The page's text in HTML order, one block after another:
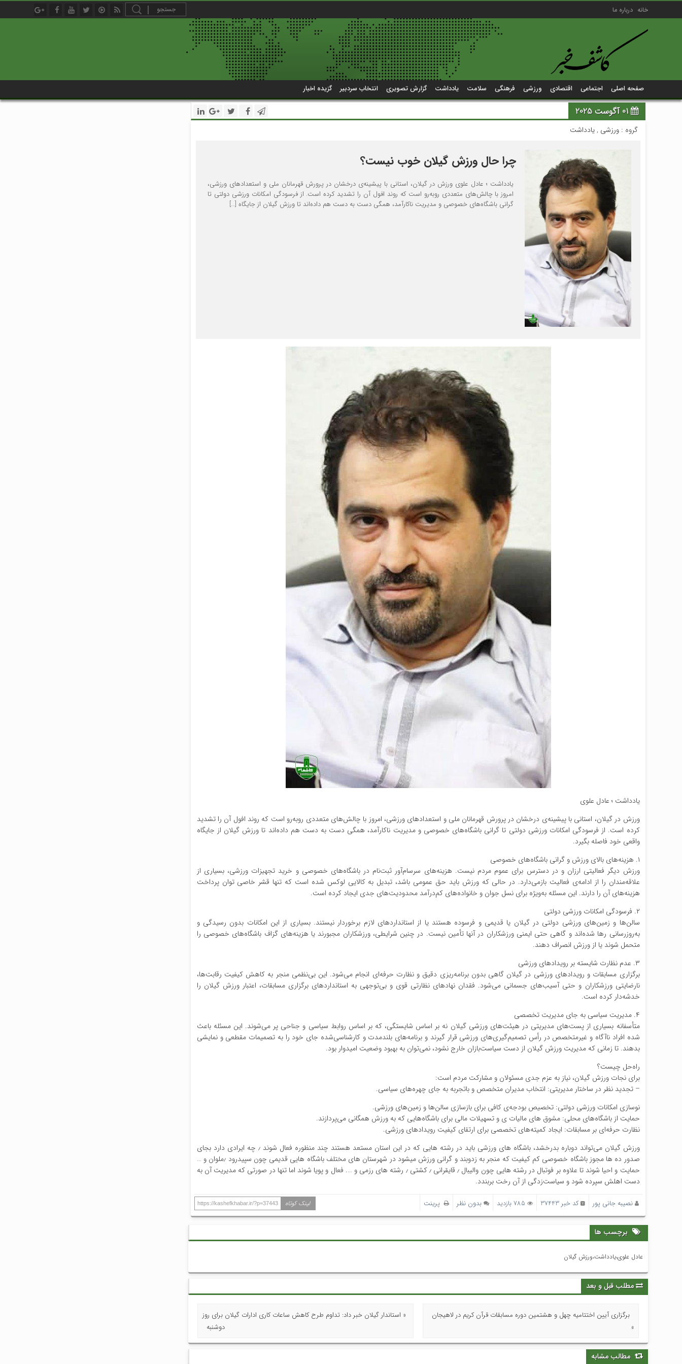
خانه درباره ما
صفحه اصلی اجتماعی اقتصادی ورزشی فرهنگی سلامت یادداشت گزارش تصویری انتخاب سردبیر گزیده اخبار
01 آگوست 2025
گروه :ورزشی ,یادداشت
چرا حال ورزش گیلان خوب نیست؟
یادداشت ؛ عادل علوی ورزش در گیلان، استانی با پیشینه‌ی درخشان در پرورش قهرمانان ملی و استعدادهای ورزشی،
امروز با چالش‌های متعددی روبه‌رو است که روند افول آن را تشدید کرده است. از فرسودگی امکانات ورزشی دولتی تا
گرانی باشگاه‌های خصوصی و مدیریت ناکارآمد، همگی دست به دست هم داده‌اند تا ورزش گیلان از جایگاه […]
یادداشت ؛ عادل علوی
ورزش در گیلان، استانی با پیشینه‌ی درخشان در پرورش قهرمانان ملی و استعدادهای ورزشی، امروز با چالش‌های متعددی روبه‌رو است که روند افول آن را تشدید
کرده است. از فرسودگی امکانات ورزشی دولتی تا گرانی باشگاه‌های خصوصی و مدیریت ناکارآمد، همگی دست به دست هم داده‌اند تا ورزش گیلان از جایگاه
واقعی خود فاصله بگیرد.
۱. هزینه‌های بالای ورزش و گرانی باشگاه‌های خصوصی
ورزش دیگر فعالیتی ارزان و در دسترس برای عموم مردم نیست. هزینه‌های سرسام‌آور ثبت‌نام در باشگاه‌های خصوصی و خرید تجهیزات ورزشی، بسیاری از
علاقه‌مندان را از ادامه‌ی فعالیت بازمی‌دارد. در حالی که ورزش باید حق عمومی باشد، تبدیل به کالایی لوکس شده است که تنها قشر خاصی توان پرداخت
هزینه‌های آن را دارند. این مسئله به‌ویژه برای نسل جوان و خانواده‌های کم‌درآمد محدودیت‌های جدی ایجاد کرده است.
۲. فرسودگی امکانات ورزشی دولتی
سالن‌ها و زمین‌های ورزشی دولتی در گیلان یا قدیمی و فرسوده هستند یا از استانداردهای لازم برخوردار نیستند. بسیاری از این امکانات بدون رسیدگی و
به‌روزرسانی رها شده‌اند و گاهی حتی ایمنی ورزشکاران در آنها تأمین نیست. در چنین شرایطی، ورزشکاران مجبورند یا هزینه‌های گزاف باشگاه‌های خصوصی را
متحمل شوند یا از ورزش انصراف دهند.
۳. عدم نظارت شایسته بر رویدادهای ورزشی
برگزاری مسابقات و رویدادهای ورزشی در گیلان گاهی بدون برنامه‌ریزی دقیق و نظارت حرفه‌ای انجام می‌شود. این بی‌نظمی منجر به کاهش کیفیت رقابت‌ها،
نارضایتی ورزشکاران و حتی آسیب‌های جسمانی می‌شود. فقدان نهادهای نظارتی قوی و بی‌توجهی به استانداردهای برگزاری مسابقات، اعتبار ورزش گیلان را
خدشه‌دار کرده است.
۴. مدیریت سیاسی به جای مدیریت تخصصی
متأسفانه بسیاری از پست‌های مدیریتی در هیئت‌های ورزشی گیلان نه بر اساس شایستگی، که بر اساس روابط سیاسی و جناحی پر می‌شوند. این مسئله باعث
شده افراد ناآگاه و غیرمتخصص در رأس تصمیم‌گیری‌های ورزشی قرار گیرند و برنامه‌های بلندمدت و کارشناسی‌شده جای خود را به تصمیمات مقطعی و نمایشی
بدهند. تا زمانی که مدیریت ورزش گیلان از دست سیاست‌بازان خارج نشود، نمی‌توان به بهبود وضعیت امیدوار بود.
راه‌حل چیست؟
برای نجات ورزش گیلان، نیاز به عزم جدی مسئولان و مشارکت مردم است:
– تجدید نظر در ساختار مدیریتی: انتخاب مدیران متخصص و باتجربه به جای چهره‌های سیاسی.
نوسازی امکانات ورزشی دولتی: تخصیص بودجه‌ی کافی برای بازسازی سالن‌ها و زمین‌های ورزشی.
حمایت از باشگاه‌های محلی: مشوق های مالیات ی و تسهیلات مالی برای باشگاه‌هایی که به ورزش همگانی می‌پردازند.
نظارت حرفه‌ای بر مسابقات: ایجاد کمیته‌های تخصصی برای ارتقای کیفیت رویدادهای ورزشی.
ورزش گیلان می‌تواند دوباره بدرخشد، باشگاه های ورزشی باید در رشته هایی که در این استان مستعد هستند چند منظوره فعال شوند ٫ چه ایرادی دارد بجای
صدور ده ها مجوز باشگاه خصوصی کم کیفیت که منجر به زدوبند و گرانی ورزش میشود در شهرستان های مختلف باشگاه هایی قدیمی چون سپیدرود ٫ملوان و …
حمایت و احیا شوند تا علاوه بر فوتبال در رشته هایی چون والیبال ٫ قایقرانی ٫ کشتی ٫ رشته های رزمی و …. فعال و پویا شوند اما تنها در صورتی که مدیریت آن به
دست اهلش سپرده شود و سیاست‌زدگی از آن رخت بربندد.
نصیبه جانی پور کد خبر 37443 بدون نظر پرینت لینک کوتاه https://kashefkhabar.ir/?p=37443
برچسب ها
عادل علوی،يادداشت،ورزش گیلان
مطلب قبل و بعد
برگزاری آیین اختتامیه چهل و هشتمین دوره مسابقات قرآن کریم در لاهیجان
»
« استاندار گیلان خبر داد: تداوم طرح کاهش ساعات کاری ادارات گیلان برای روز
دوشنبه
مطالب مشابه